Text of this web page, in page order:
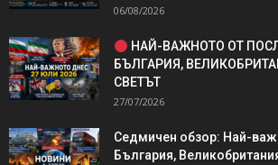
06/08/2026
НАЙ-ВАЖНОТО ОТ
БЪЛГАРИЯ,
СВЕТЪТ
27/07/2026
Седмичен обзор: Най-
България,